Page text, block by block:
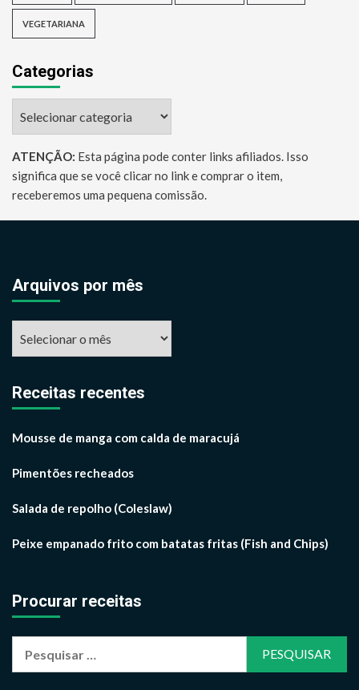
VEGETARIANA
Categorias
ATENÇÃO: Esta página pode conter links afiliados. Isso
significa que se você clicar no link e comprar o item,
receberemos uma pequena comissão.
Arquivos por mês
Receitas recentes
Mousse de manga com calda de maracujá
Pimentões recheados
Salada de repolho (Coleslaw)
Peixe empanado frito com batatas fritas (Fish and Chips)
Procurar receitas